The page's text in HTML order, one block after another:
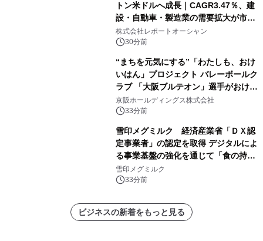
トン米ドルへ成長｜CAGR3.47％、建
設・自動車・製造業の需要拡大が市場
を牽引
株式会社レポートオーシャン
30分前
“まちを元気にする”「わたしも、おけ
いはん」プロジェクト バレーボールク
ラブ 「大阪ブルテオン」選手がおけい
はんに。
京阪ホールディングス株式会社
33分前
雪印メグミルク 経済産業省「ＤＸ認
定事業者」の認定を取得 デジタルによ
る事業基盤の強化を通じて「食の持続
性」を実現
雪印メグミルク
33分前
ビジネスの新着をもっと見る